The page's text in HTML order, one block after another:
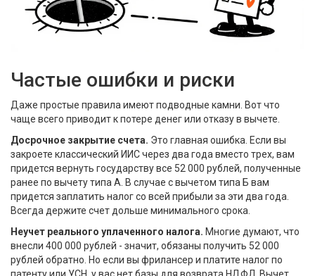
Частые ошибки и риски
Даже простые правила имеют подводные камни. Вот что
чаще всего приводит к потере денег или отказу в вычете.
Досрочное закрытие счета. Это главная ошибка. Если вы
закроете классический ИИС через два года вместо трех, вам
придется вернуть государству все 52 000 рублей, полученные
ранее по вычету типа А. В случае с вычетом типа Б вам
придется заплатить налог со всей прибыли за эти два года.
Всегда держите счет дольше минимального срока.
Неучет реального уплаченного налога. Многие думают, что
внесли 400 000 рублей - значит, обязаны получить 52 000
рублей обратно. Но если вы фрилансер и платите налог по